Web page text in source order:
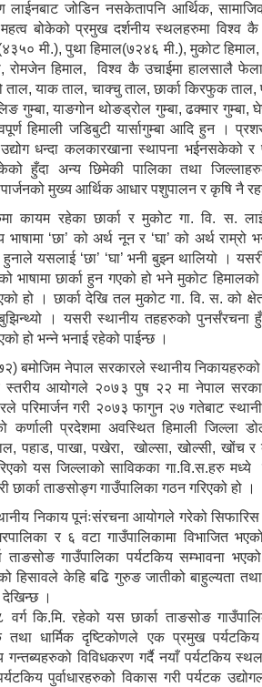
लाईनबाट जोडिन नसकेतापनि आर्थिक,
महत्व बोकेको प्रमुख दर्शनीय स्थलहरुमा विश्व कै
(४३५० मी.), पुथा हिमाल(७२४६ मी.), मुकोट
रोमजेन हिमाल, विश्व कै उचाईमा हालसालै
ताल, याक ताल, चाक्चु ताल, छार्का किरफुक ताल,
गुम्बा, याङगोन थोङड्रोल गुम्बा, ढक्मार गुम्बा,
हिमाली जडिबुटी यार्सागुम्बा आदि हुन ।
धन्दा कलकारखाना स्थापना भईनसकेको र
हुँदा अन्य छिमेकी पालिका तथा
मुख्य आर्थिक आधार पशुपालन र कृषि नै
कायम रहेका छार्का र मुकोट गा. वि. स.
भाषामा ‘छा’ को अर्थ नून र ‘घा’ को अर्थ
हुनाले यसलाई ‘छा’ ‘घा’ भनी बुझ्न थालियो । यसरी
भाषामा छार्का हुन गएको हो भने मुकोट
हो । छार्का देखि तल मुकोट गा. वि. स. को
। यसरी स्थानीय तहहरुको पुनर्संरचना
हो भन्ने भनाई रहेको पाईन्छ ।
बमोजिम नेपाल सरकारले स्थानीय
स्तरीय आयोगले २०७३ पुष २२ मा नेपाल
परिमार्जन गरी २०७३ फागुन २७ गतेबाट
कर्णाली प्रदेशमा अवस्थित हिमाली जिल्ला
पहाड, पाखा, पखेरा, खोल्सा, खोल्सी, खोंच
यस जिल्लाको साविकका गा.वि.स.हरु मध्ये
छार्का ताङसोङ्ग गाउँपालिका गठन गरिएको हो ।
निकाय पूनंःसंरचना आयोगले गरेको सिफारिस
र ६ वटा गाउँपालिकामा विभाजित
ताङसोङ गाउँपालिका पर्यटकिय सम्भावना
हिसावले केहि बढि गुरुङ जातीको बाहुल्यता
।
कि.मि. रहेको यस छार्का ताङसोङ
तथा धार्मिक दृष्टिकोणले एक प्रमुख
गन्तब्यहरुको विविधकरण गर्दै नयाँ पर्यटकिय
पुर्वाधारहरुको विकास गरी पर्यटक